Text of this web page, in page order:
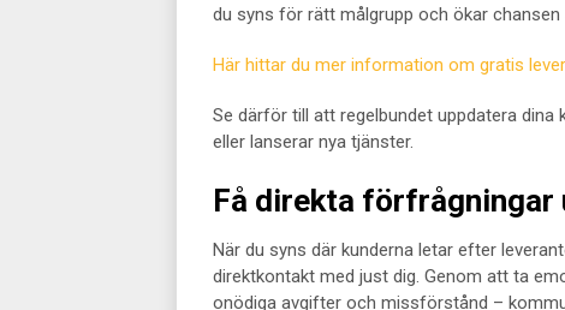
du syns för rätt målgrupp och ökar
Här hittar du mer information om gratis
Se därför till att regelbundet uppdatera
eller lanserar nya tjänster.
Få direkta förfrågningar
När du syns där kunderna letar efter
direktkontakt med just dig. Genom att ta
onödiga avgifter och missförstånd –